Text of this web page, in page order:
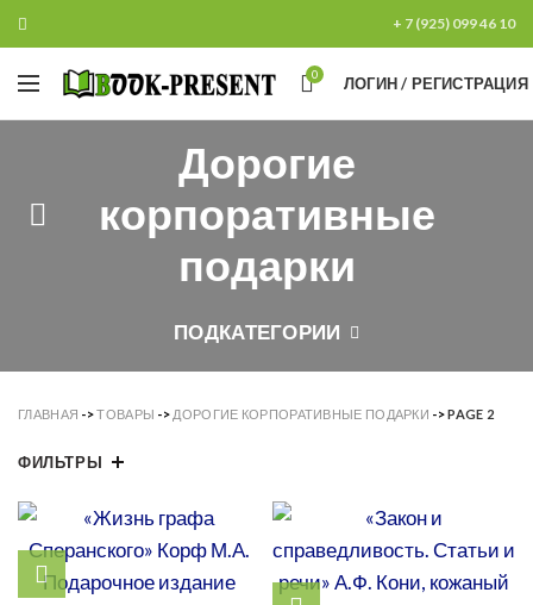
+ 7 (925) 099 46 10
0 ЛОГИН / РЕГИСТРАЦИЯ
Дорогие
корпоративные
подарки
ПОДКАТЕГОРИИ
ГЛАВНАЯ ->ТОВАРЫ -> ДОРОГИЕ КОРПОРАТИВНЫЕ ПОДАРКИ ->PAGE 2
ФИЛЬТРЫ